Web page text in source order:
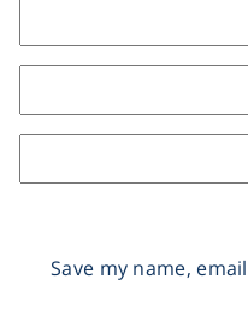
Save my name,